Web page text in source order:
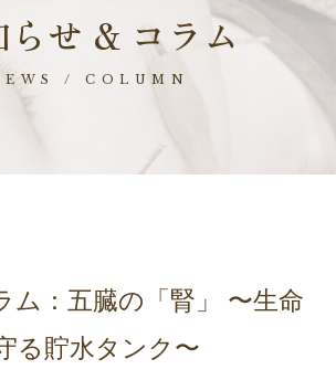
らせ & コラム
/ COLUMN
ム：五臓の「腎」 〜生命
る貯水タンク〜